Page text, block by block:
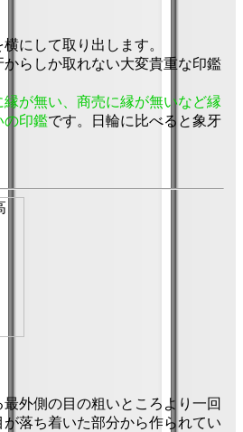
にして取り出します。
らしか取れない大変貴重な印鑑
が無い、商売に縁が無いなど縁
の印鑑です。日輪に比べると象牙
外側の目の粗いところより一回
落ち着いた部分から作られてい